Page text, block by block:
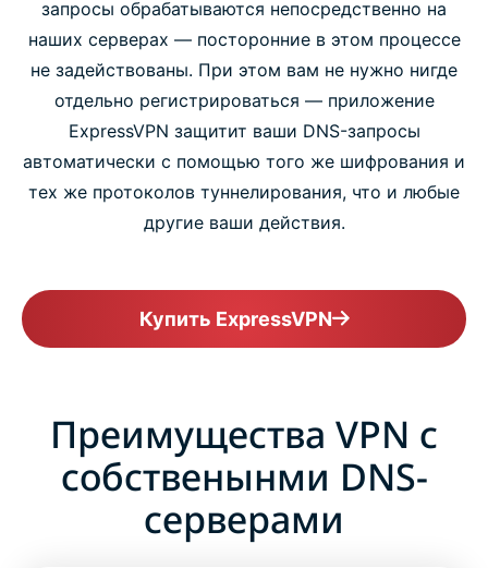
запросы обрабатываются непосредственно на
наших серверах — посторонние в этом процессе
не задействованы. При этом вам не нужно нигде
отдельно регистрироваться — приложение
ExpressVPN защитит ваши DNS-запросы
автоматически с помощью того же шифрования и
тех же протоколов туннелирования, что и любые
другие ваши действия.
Купить ExpressVPN
Преимущества VPN с
собственынми DNS-
серверами